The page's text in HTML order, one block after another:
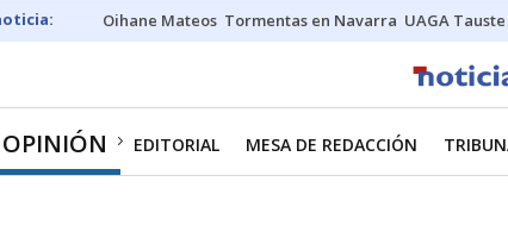
Oihane Mateos Tormentas en Navarra UAGA Tauste
OPINIÓN EDITORIAL MESA DE REDACCIÓN